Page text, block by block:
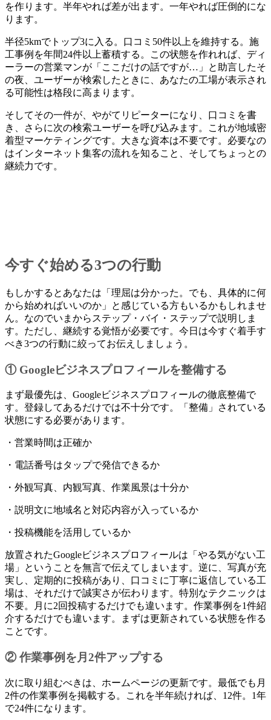
を作ります。半年やれば差が出ます。一年やれば圧倒的にな
ります。
半径5kmでトップ3に入る。口コミ50件以上を維持する。施
工事例を年間24件以上蓄積する。この状態を作れれば、ディ
ーラーの営業マンが「ここだけの話ですが…」と助言したそ
の夜、ユーザーが検索したときに、あなたの工場が表示され
る可能性は格段に高まります。
そしてその一件が、やがてリピーターになり、口コミを書
き、さらに次の検索ユーザーを呼び込みます。これが地域密
着型マーケティングです。大きな資本は不要です。必要なの
はインターネット集客の流れを知ること、そしてちょっとの
継続力です。
今すぐ始める3つの行動
もしかするとあなたは「理屈は分かった。でも、具体的に何
から始めればいいのか」と感じている方もいるかもしれませ
ん。なのでいまからステップ・バイ・ステップで説明しま
す。ただし、継続する覚悟が必要です。今日は今すぐ着手す
べき3つの行動に絞ってお伝えしましょう。
① Googleビジネスプロフィールを整備する
まず最優先は、Googleビジネスプロフィールの徹底整備で
す。登録してあるだけでは不十分です。「整備」されている
状態にする必要があります。
・営業時間は正確か
・電話番号はタップで発信できるか
・外観写真、内観写真、作業風景は十分か
・説明文に地域名と対応内容が入っているか
・投稿機能を活用しているか
放置されたGoogleビジネスプロフィールは「やる気がない工
場」ということを無言で伝えてしまいます。逆に、写真が充
実し、定期的に投稿があり、口コミに丁寧に返信している工
場は、それだけで誠実さが伝わります。特別なテクニックは
不要。月に2回投稿するだけでも違います。作業事例を1件紹
介するだけでも違います。まずは更新されている状態を作る
ことです。
② 作業事例を月2件アップする
次に取り組むべきは、ホームページの更新です。最低でも月
2件の作業事例を掲載する。これを半年続ければ、12件。1年
で24件になります。